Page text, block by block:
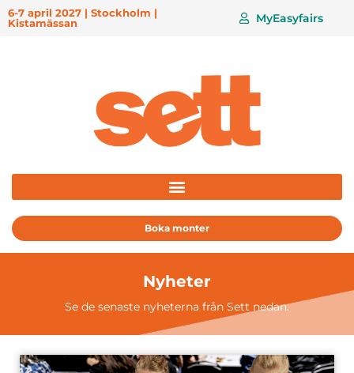
6-7 april 2027 | Stockholm |
Kistamässan
MyEasyfairs
Boka monter
Nyheter
Se de senaste nyheterna från Sett nedan.